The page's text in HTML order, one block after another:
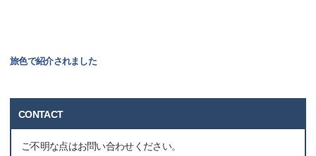
旅色で紹介されました
CONTACT
ご不明な点はお問い合わせください。